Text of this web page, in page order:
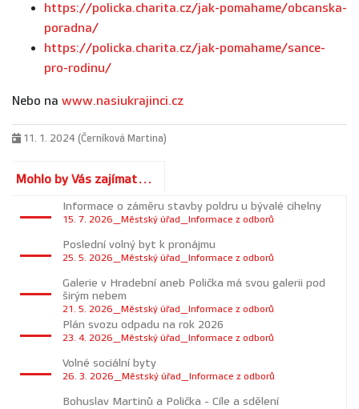
https://policka.charita.cz/jak-pomahame/obcanska-
poradna/
https://policka.charita.cz/jak-pomahame/sance-
pro-rodinu/
Nebo na www.nasiukrajinci.cz
11. 1. 2024 (Černíková Martina)
Mohlo by Vás zajímat...
Informace o záměru stavby poldru u bývalé cihelny
15. 7. 2026_Městský úřad_Informace z odborů
Poslední volný byt k pronájmu
25. 5. 2026_Městský úřad_Informace z odborů
Galerie v Hradební aneb Polička má svou galerii pod
širým nebem
21. 5. 2026_Městský úřad_Informace z odborů
Plán svozu odpadu na rok 2026
23. 4. 2026_Městský úřad_Informace z odborů
Volné sociální byty
26. 3. 2026_Městský úřad_Informace z odborů
Bohuslav Martinů a Polička - Cíle a sdělení